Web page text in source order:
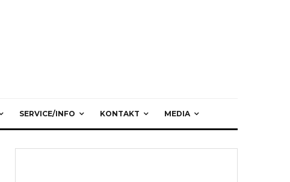
SERVICE/INFO KONTAKT MEDIA